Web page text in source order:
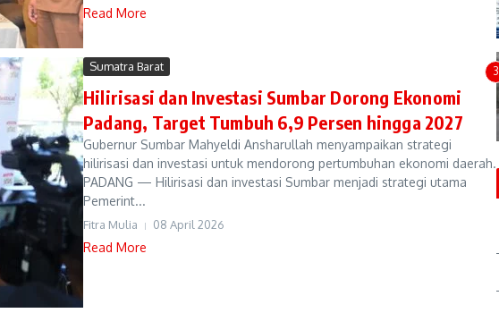
Read More
Sumatra Barat
Hilirisasi dan Investasi Sumbar Dorong Ekonomi
Padang, Target Tumbuh 6,9 Persen hingga 2027
Gubernur Sumbar Mahyeldi Ansharullah menyampaikan strategi
hilirisasi dan investasi untuk mendorong pertumbuhan ekonomi daerah.
PADANG — Hilirisasi dan investasi Sumbar menjadi strategi utama
Pemerint...
Fitra Mulia 08 April 2026
Read More
3